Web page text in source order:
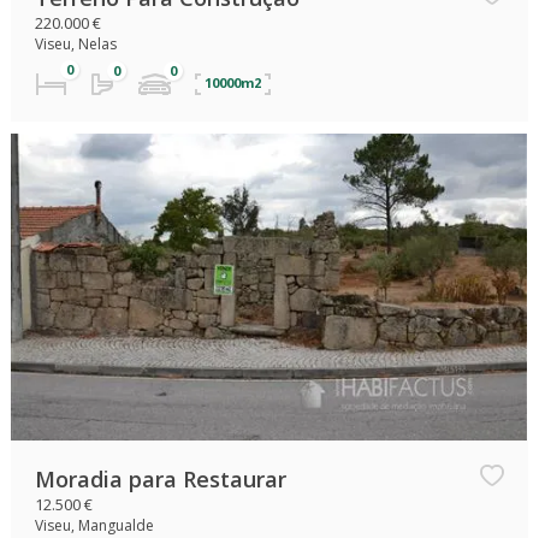
220.000 €
Viseu, Nelas
10000m2
Moradia para Restaurar
12.500 €
Viseu, Mangualde